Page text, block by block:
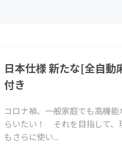
machi-ya コミュニティ
日本仕様 新たな[全自動
付き
コロナ禍、一般家庭でも高機
らいたい！ それを目指して、
もさらに使い...